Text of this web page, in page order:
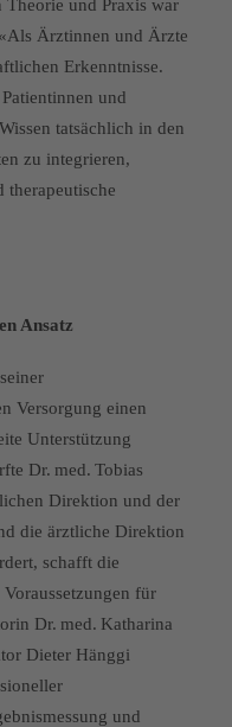
Theorie und Praxis war
Ärztinnen und Ärzte
Erkenntnisse.
und
tatsächlich in den
zu integrieren,
therapeutische
Ansatz
Versorgung einen
Unterstützung
Dr. med. Tobias
Direktion und der
die ärztliche Direktion
schafft die
für
Dr. med. Katharina
Dieter Hänggi
und